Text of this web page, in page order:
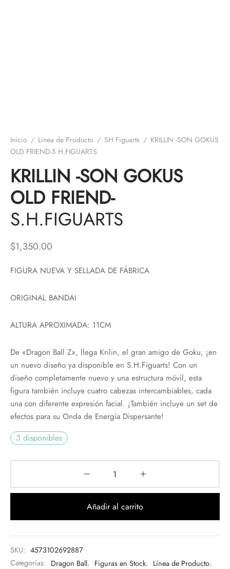
Inicio / Línea de Producto / SH Figuarts / KRILLIN -SON GOKUS
OLD FRIEND-S.H.FIGUARTS
KRILLIN -SON GOKUS
OLD FRIEND-
S.H.FIGUARTS
$1,350.00
FIGURA NUEVA Y SELLADA DE FÁBRICA
ORIGINAL BANDAI
ALTURA APROXIMADA: 11CM
De «Dragon Ball Z», llega Krilin, el gran amigo de Goku, ¡en
un nuevo diseño ya disponible en S.H.Figuarts! Con un
diseño completamente nuevo y una estructura móvil, esta
figura también incluye cuatro cabezas intercambiables, cada
una con diferente expresión facial. ¡También incluye un set de
efectos para su Onda de Energía Dispersante!
3 disponibles
Añadir al carrito
SKU: 4573102692887
Categorías: Dragon Ball, Figuras en Stock, Línea de Producto,